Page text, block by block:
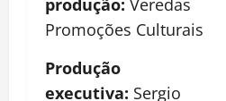
produção: Veredas
Promoções Culturais
Produção
executiva: Sergio